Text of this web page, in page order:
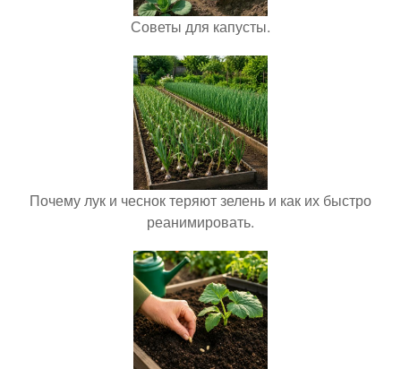
Советы для капусты.
Почему лук и чеснок теряют зелень и как их быстро
реанимировать.